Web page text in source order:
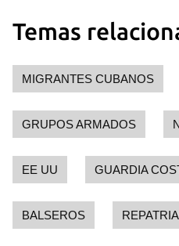
Temas
MIGRANTES CUBANOS
GRUPOS ARMADOS
EE UU GUARDIA
BALSEROS